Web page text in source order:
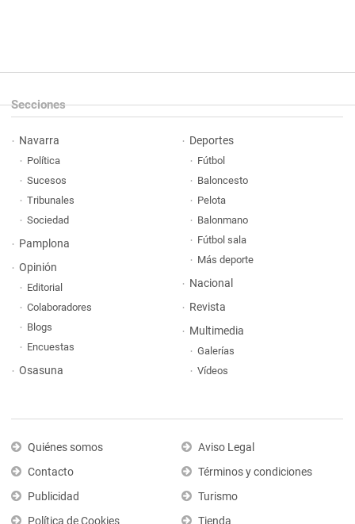
Secciones
Navarra
Política
Sucesos
Tribunales
Sociedad
Pamplona
Opinión
Editorial
Colaboradores
Blogs
Encuestas
Osasuna
Deportes
Fútbol
Baloncesto
Pelota
Balonmano
Fútbol sala
Más deporte
Nacional
Revista
Multimedia
Galerías
Vídeos
Quiénes somos
Contacto
Publicidad
Aviso Legal
Términos y condiciones
Turismo